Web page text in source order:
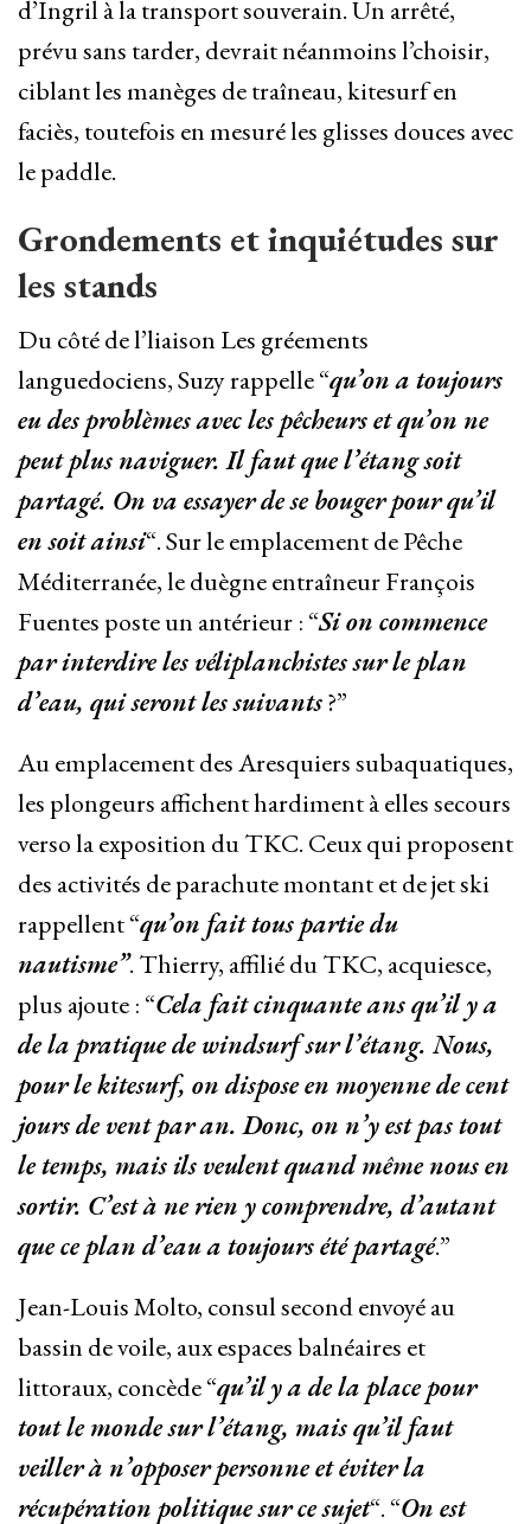
d’Ingril à la transport souverain. Un arrêté,
prévu sans tarder, devrait néanmoins l’choisir,
ciblant les manèges de traîneau, kitesurf en
faciès, toutefois en mesuré les glisses douces avec
le paddle.
Grondements et inquiétudes sur
les stands
Du côté de l’liaison Les gréements
languedociens, Suzy rappelle “qu’on a toujours
eu des problèmes avec les pêcheurs et qu’on ne
peut plus naviguer. Il faut que l’étang soit
partagé. On va essayer de se bouger pour qu’il
en soit ainsi“. Sur le emplacement de Pêche
Méditerranée, le duègne entraîneur François
Fuentes poste un antérieur : “Si on commence
par interdire les véliplanchistes sur le plan
d’eau, qui seront les suivants?”
Au emplacement des Aresquiers subaquatiques,
les plongeurs affichent hardiment à elles secours
verso la exposition du TKC. Ceux qui proposent
des activités de parachute montant et de jet ski
rappellent “qu’on fait tous partie du
nautisme”. Thierry, affilié du TKC, acquiesce,
plus ajoute : “Cela fait cinquante ans qu’il y a
de la pratique de windsurf sur l’étang. Nous,
pour le kitesurf, on dispose en moyenne de cent
jours de vent par an. Donc, on n’y est pas tout
le temps, mais ils veulent quand même nous en
sortir. C’est à ne rien y comprendre, d’autant
que ce plan d’eau a toujours été partagé.”
Jean-Louis Molto, consul second envoyé au
bassin de voile, aux espaces balnéaires et
littoraux, concède “qu’ily a de la place pour
tout le monde sur l’étang, mais qu’il faut
veiller à n’opposer personne et éviter la
récupération politique sur ce sujet“. “On est